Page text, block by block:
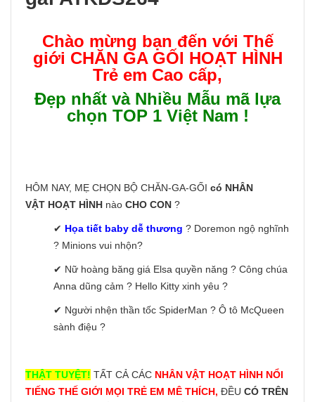
Chào mừng bạn đến với Thế
giới CHĂN GA GỐI HOẠT HÌNH
Trẻ em Cao cấp,
Đẹp nhất và Nhiều Mẫu mã lựa
chọn TOP 1 Việt Nam !
HÔM NAY, MẸ CHỌN BỘ CHĂN-GA-GỐI có NHÂN
VẬT HOẠT HÌNH nào CHO CON ?
✔ Họa tiết baby dễ thương ? Doremon ngộ nghĩnh
? Minions vui nhộn?
✔ Nữ hoàng băng giá Elsa quyền năng ? Công chúa
Anna dũng cảm ? Hello Kitty xinh yêu ?
✔ Người nhện thần tốc SpiderMan ? Ô tô McQueen
sành điệu ?
THẬT TUYỆT! TẤT CẢ CÁC NHÂN VẬT HOẠT HÌNH NỔI
TIẾNG THẾ GIỚI MỌI TRẺ EM MÊ THÍCH, ĐỀU CÓ TRÊN